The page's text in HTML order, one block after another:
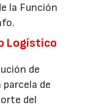
la Función
Logístico
de
de
del